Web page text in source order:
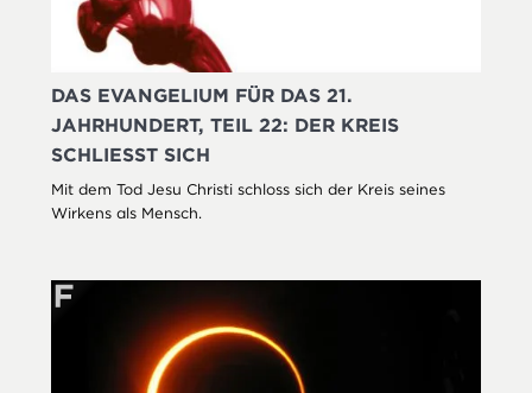
DAS EVANGELIUM FÜR DAS 21.
JAHRHUNDERT, TEIL 22: DER KREIS
SCHLIESST SICH
Mit dem Tod Jesu Christi schloss sich der Kreis seines
Wirkens als Mensch.